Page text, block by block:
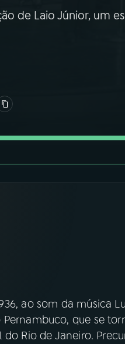
de Laio Júnior, um
ao som da música
Pernambuco, que se
do Rio de Janeiro.